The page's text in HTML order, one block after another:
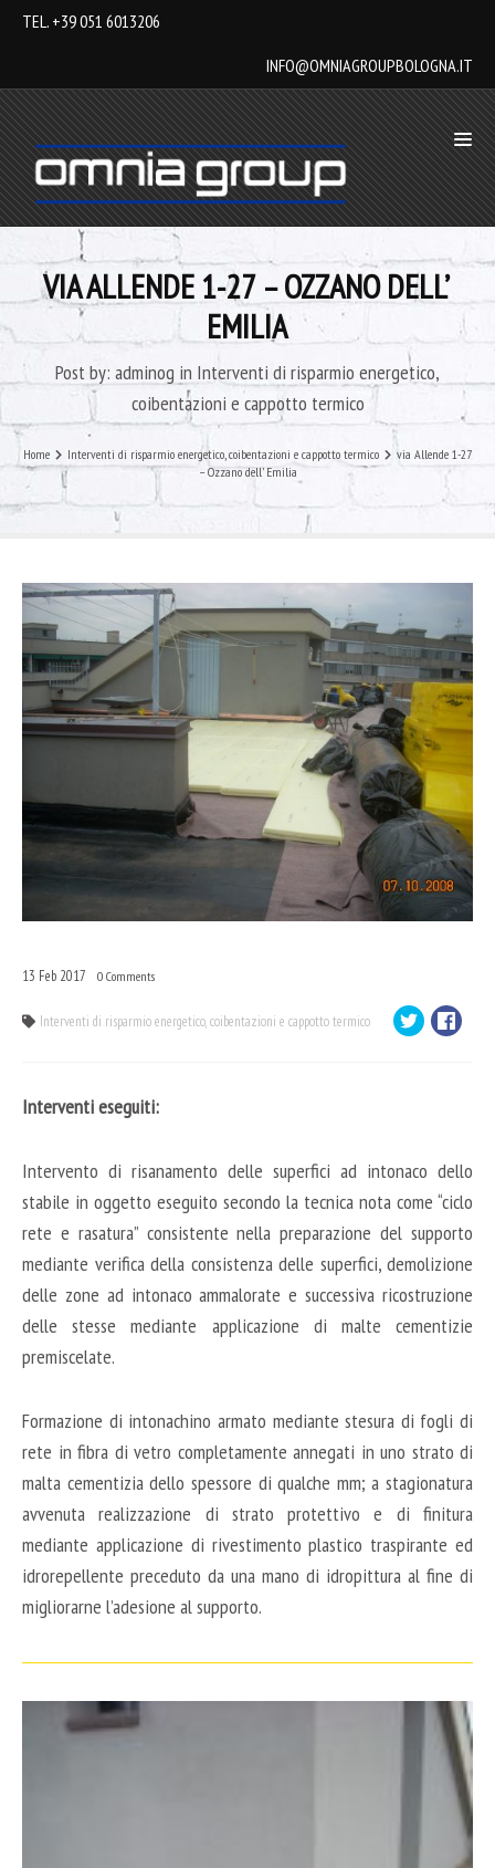
TEL. +39 051 6013206
INFO@OMNIAGROUPBOLOGNA.IT
VIA ALLENDE 1-27 – OZZANO DELL’
EMILIA
Post by: adminog in Interventi di risparmio energetico,
coibentazioni e cappotto termico
Home Interventi di risparmio energetico, coibentazioni e cappotto termico
via Allende 1-27
– Ozzano dell’ Emilia
13 Feb 2017 0 Comments
Interventi di risparmio energetico, coibentazioni e cappotto termico
Interventi eseguiti:
Intervento di risanamento delle superfici ad intonaco dello
stabile in oggetto eseguito secondo la tecnica nota come “ciclo
rete e rasatura” consistente nella preparazione del supporto
mediante verifica della consistenza delle superfici, demolizione
delle zone ad intonaco ammalorate e successiva ricostruzione
delle stesse mediante applicazione di malte cementizie
premiscelate.
Formazione di intonachino armato mediante stesura di fogli di
rete in fibra di vetro completamente annegati in uno strato di
malta cementizia dello spessore di qualche mm; a stagionatura
avvenuta realizzazione di strato protettivo e di finitura
mediante applicazione di rivestimento plastico traspirante ed
idrorepellente preceduto da una mano di idropittura al fine di
migliorarne l’adesione al supporto.